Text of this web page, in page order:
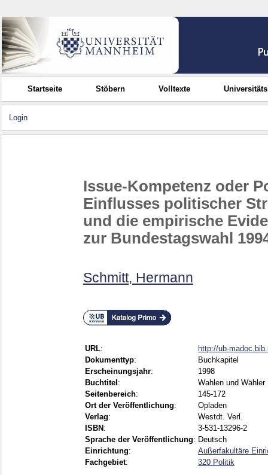
Startseite Stöbern Volltexte
Login
Issue-Kompetenz oder
Einflusses politischer
und die empirische
zur Bundestagswahl
Schmitt, Hermann
URL:
http://ub-
Dokumenttyp:
Buchkapitel
Erscheinungsjahr:
1998
Buchtitel :
Wahlen und
Seitenbereich:
145-172
Ort der Veröffentlichung:
Opladen
Verlag:
Westdt. Verl.
ISBN :
3-531-13296-2
Sprache der Veröffentlichung: Deutsch
Einrichtung:
Außerfakultäre
Fachgebiet: 320 Politik